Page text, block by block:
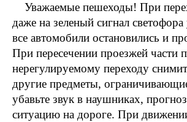
Уважаемые пешеходы! При
даже на зеленый сигнал светофора
все автомобили остановились и
При пересечении проезжей части
нерегулируемому переходу
другие предметы,
убавьте звук в наушниках,
ситуацию на дороге. При